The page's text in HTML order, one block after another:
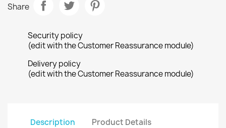
Share
Security policy
(edit with the Customer Reassurance module)
Delivery policy
(edit with the Customer Reassurance module)
Description Product Details